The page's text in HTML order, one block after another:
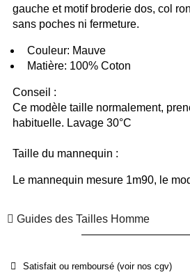
gauche et motif broderie dos, col
sans poches ni fermeture.
Couleur: Mauve
Matière: 100% Coton
Conseil :
Ce modèle taille normalement,
habituelle. Lavage 30°C
Taille du mannequin :
Le mannequin mesure 1m90, le
Guides des Tailles Homme
Satisfait ou remboursé (voir nos cgv)